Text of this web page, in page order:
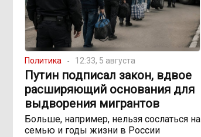
Политика 12:33, 5 августа
Путин подписал закон, вдвое
расширяющий основания для
выдворения мигрантов
Больше, например, нельзя сослаться на
семью и годы жизни в России